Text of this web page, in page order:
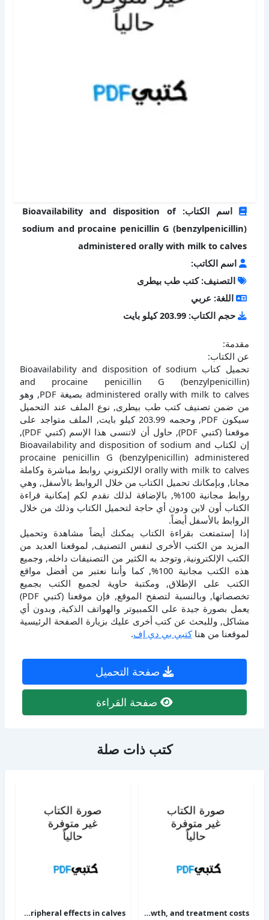
اسم الكتاب: Bioavailability and disposition of
sodium and procaine penicillin G (benzylpenicillin)
administered orally with milk to calves
اسم الكاتب:
التصنيف: كتب طب بيطرى
اللغة: عربي
حجم الكتاب: 203.99 كيلو بايت
مقدمة:
عن الكتاب:
تحميل كتاب Bioavailability and disposition of sodium
and procaine penicillin G (benzylpenicillin)
administered orally with milk to calves بصيغة PDF, وهو
من ضمن تصنيف كتب طب بيطرى, نوع الملف عند التحميل
سيكون PDF, وحجمه 203.99 كيلو بايت, الملف متواجد على
موقعنا (كتبي PDF), حاول أن لاتنسى هذا الإسم (كتبي PDF),
إن لكتاب Bioavailability and disposition of sodium and
procaine penicillin G (benzylpenicillin) administered
orally with milk to calves الإلكتروني روابط مباشرة وكاملة
مجانا, وبإمكانك تحميل الكتاب من خلال الروابط بالأسفل, وهي
روابط مجانية 100%, بالإضافة لذلك نقدم لكم إمكانية قراءة
الكتاب أون لاين ودون أي حاجة لتحميل الكتاب وذلك من خلال
الروابط بالأسفل أيضاً.
إذا إستمتعت بقراءة الكتاب يمكنك أيضاً مشاهدة وتحميل
المزيد من الكتب الأخرى لنفس التصنيف, لموقعنا العديد من
الكتب الإلكترونية, وتوجد به الكثير من التصنيفات داخله, وجميع
هذه الكتب مجانية 100%, كما وأننا نعتبر من أفضل مواقع
الكتب على الإطلاق, ومكتبة حاوية لجميع الكتب بجميع
تخصصاتها, وبالنسبة لتصفح الموقع, فإن موقعنا (كتبي PDF)
يعمل بصورة جيدة على الكمبيوتر والهواتف الذكية, وبدون أي
مشاكل, وللبحث عن كتب أخرى عليك بزيارة الصفحة الرئيسية
لموقعنا من هناكتبي بي دي إف.
صفحة التحميل
صفحة القراءة
كتب ذات صلة
Targeting therapy to minimize antimicrobial use in preweaned calves effects on health, growth, and treatment costs
The alpha 2-adrenoceptor agonists xylazine and guanfacine exert different central nervous system, but comparable peripheral effects in calves